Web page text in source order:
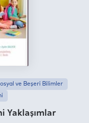
Yaklaşımlar
ve Beşeri Bilimler